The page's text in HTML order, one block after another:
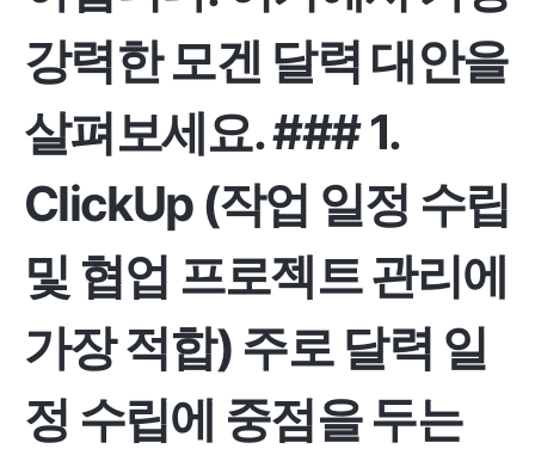
강력한 모겐 달력 대안을
살펴보세요. ###1.
ClickUp (작업 일정 수립
및 협업 프로젝트 관리에
가장 적합) 주로 달력 일
정 수립에 중점을 두는